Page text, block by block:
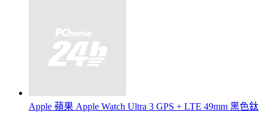
Apple 蘋果 Apple Watch Ultra 3 GPS + LTE 49mm 黑色鈦